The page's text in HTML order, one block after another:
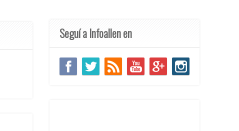
Seguí a Infoallen en